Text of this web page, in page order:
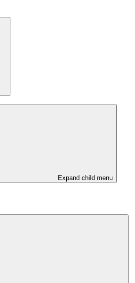
Expand child menu